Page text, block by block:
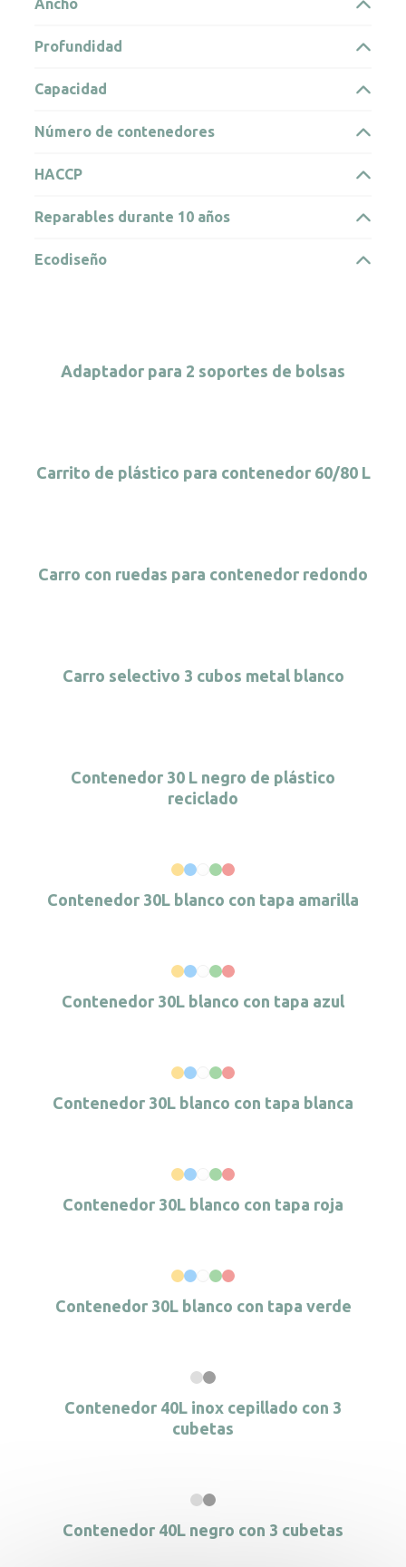
Adaptador para 2 soportes de bolsas
Carrito de plástico para contenedor 60/80 L
Carro con ruedas para contenedor redondo
Carro selectivo 3 cubos metal blanco
Contenedor 30 L negro de plástico
reciclado
Contenedor 30L blanco con tapa amarilla
Contenedor 30L blanco con tapa azul
Contenedor 30L blanco con tapa blanca
Contenedor 30L blanco con tapa roja
Contenedor 30L blanco con tapa verde
Contenedor 40L inox cepillado con 3
cubetas
Contenedor 40L negro con 3 cubetas
Ancho
Profundidad
Capacidad
Número de contenedores
HACCP
Reparables durante 10 años
Ecodiseño